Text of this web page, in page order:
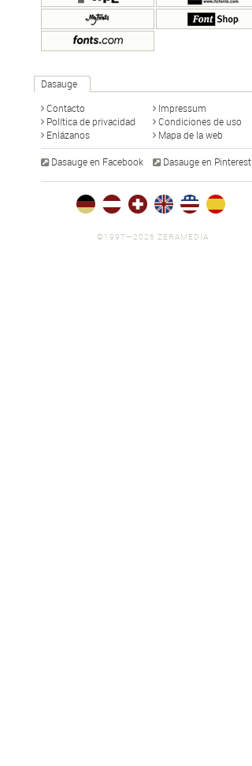
Dasauge
Contacto
Impressum
Política de privacidad
Condiciones de uso
Enlázanos
Mapa de la web
Dasauge en Facebook Dasauge en Pinterest
©1997—2026 ZERAMEDIA